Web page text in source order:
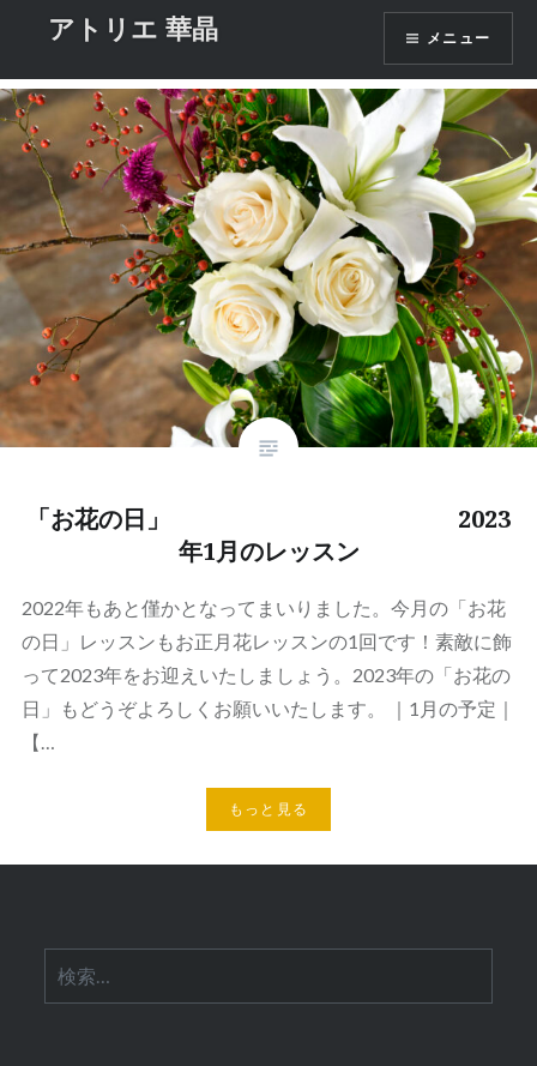
テ
ン
ツ
へ
ッ
プ
アトリエ 華晶 メニュー
タグ:「お花の日」
「お花の日」 2023
年1月のレッスン
2022年もあと僅かとなってまいりました。今月の「お花
の日」レッスンもお正月花レッスンの1回です！素敵に飾
って2023年をお迎えいたしましょう。2023年の「お花の
日」もどうぞよろしくお願いいたします。 ｜1月の予定｜
【…
もっと見る
索: